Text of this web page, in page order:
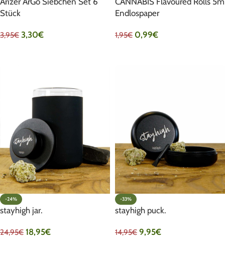
Stück
3,95€ 3,30€
Endlospaper
1,95€ 0,99€
-24%
stayhigh jar.
24,95€ 18,95€
-33%
stayhigh puck.
14,95€ 9,95€